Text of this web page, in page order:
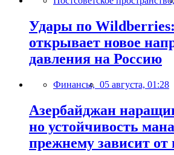
Удары по
открывает новое
давления на Россию
Финансы, 05 августа, 01:28
Азербайджан
но устойчивость
прежнему зависит от